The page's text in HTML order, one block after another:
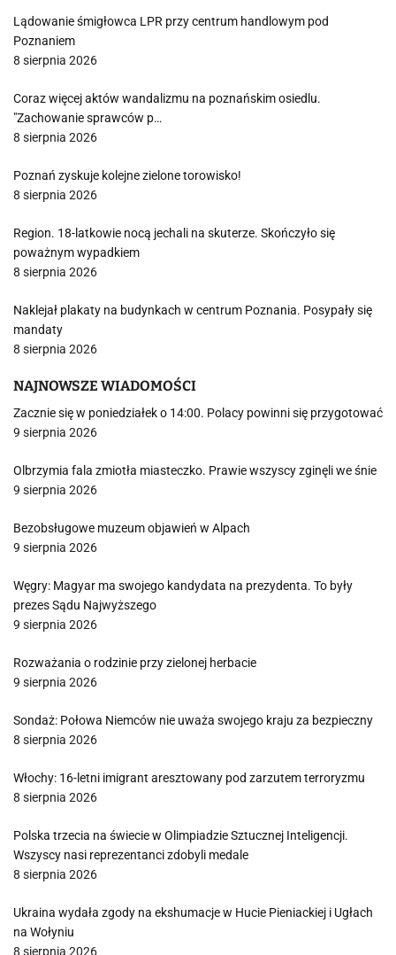
Lądowanie śmigłowca LPR przy centrum handlowym pod
Poznaniem
8 sierpnia 2026
Coraz więcej aktów wandalizmu na poznańskim osiedlu.
"Zachowanie sprawców p…
8 sierpnia 2026
Poznań zyskuje kolejne zielone torowisko!
8 sierpnia 2026
Region. 18-latkowie nocą jechali na skuterze. Skończyło się
poważnym wypadkiem
8 sierpnia 2026
Naklejał plakaty na budynkach w centrum Poznania. Posypały się
mandaty
8 sierpnia 2026
NAJNOWSZE WIADOMOŚCI
Zacznie się w poniedziałek o 14:00. Polacy powinni się przygotować
9 sierpnia 2026
Olbrzymia fala zmiotła miasteczko. Prawie wszyscy zginęli we śnie
9 sierpnia 2026
Bezobsługowe muzeum objawień w Alpach
9 sierpnia 2026
Węgry: Magyar ma swojego kandydata na prezydenta. To były
prezes Sądu Najwyższego
9 sierpnia 2026
Rozważania o rodzinie przy zielonej herbacie
9 sierpnia 2026
Sondaż: Połowa Niemców nie uważa swojego kraju za bezpieczny
8 sierpnia 2026
Włochy: 16-letni imigrant aresztowany pod zarzutem terroryzmu
8 sierpnia 2026
Polska trzecia na świecie w Olimpiadzie Sztucznej Inteligencji.
Wszyscy nasi reprezentanci zdobyli medale
8 sierpnia 2026
Ukraina wydała zgody na ekshumacje w Hucie Pieniackiej i Ugłach
na Wołyniu
8 sierpnia 2026